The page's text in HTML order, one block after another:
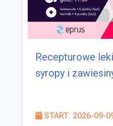
Recepturowe
syropy i
START: 2026-09-